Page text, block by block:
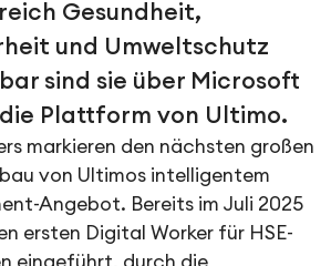
Gesundheit,
und Umweltschutz
sind sie über Microsoft
die Plattform von Ultimo.
markieren den nächsten großen
von Ultimos intelligentem
Angebot. Bereits im Juli 2025
ersten Digital Worker für HSE-